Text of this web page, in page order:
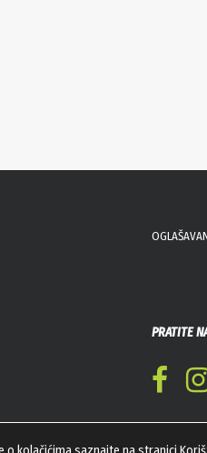
PRATITE